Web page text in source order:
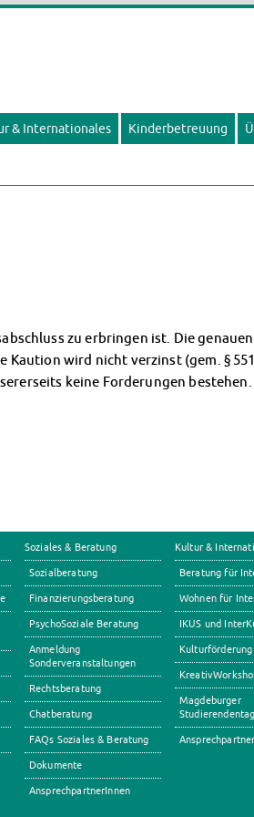
& Internationales Kinderbetreuung
zu erbringen ist. Die
wird nicht verzinst (gem. §
keine Forderungen bestehen.
Soziales & Beratung
Sozialberatung
Finanzierungsberatung
PsychoSoziale Beratung
Anmeldung
Sonderveranstaltungen
Rechtsberatung
Chatberatung
FAQs Soziales & Beratung
Dokumente
AnsprechpartnerInnen
Kultur &
Beratung für
Wohnen für
IKUS und
Kulturförderung
Magdeburger